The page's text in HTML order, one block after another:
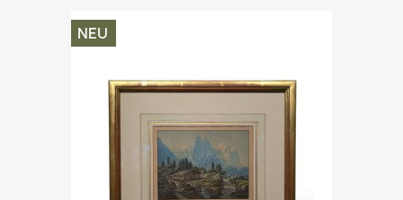
NEU